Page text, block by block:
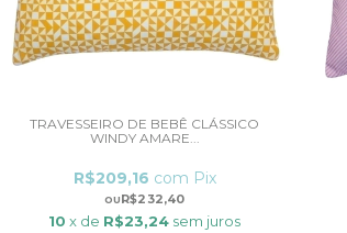
TRAVESSEIRO DE BEBÊ CLÁSSICO
WINDY AMARE...
R$232,40
R$209,16 com Pix
10 x de R$23,24 sem juros